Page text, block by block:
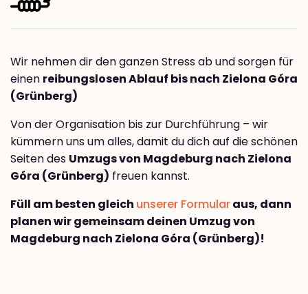
Wir nehmen dir den ganzen Stress ab und sorgen für
einen reibungslosen Ablauf bis nach Zielona Góra
(Grünberg)
Von der Organisation bis zur Durchführung – wir
kümmern uns um alles, damit du dich auf die schönen
Seiten des Umzugs von Magdeburg nach Zielona
Góra (Grünberg) freuen kannst.
Füll am besten gleich unserer Formularaus, dann
planen wir gemeinsam deinen Umzug von
Magdeburg nach Zielona Góra (Grünberg)!